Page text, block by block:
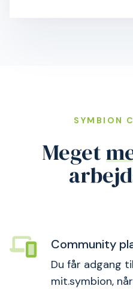
SYMBION
Meget
Community
Du får adgang
mit.symbion,